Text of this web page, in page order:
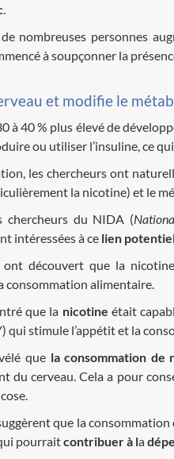
nombreuses personnes
à soupçonner la
et modifie le
à 40 % plus élevé de
ou utiliser l’insuline, ce
les chercheurs ont
la nicotine) et le
chercheurs du NIDA (
intéressées à ce lien
découvert que la
consommation alimentaire.
que la nicotine était
qui stimule l’appétit et la
que la consommation
du cerveau. Cela a pour
que la consommation
qui pourraitcontribuer à la